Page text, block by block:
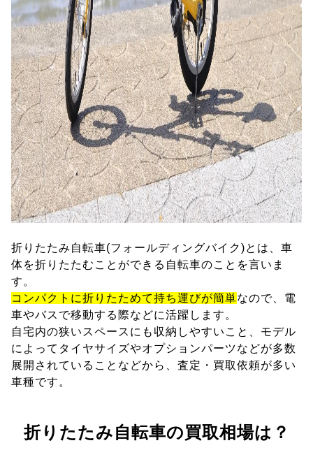
折りたたみ自転車(フォールディングバイク)とは、車
体を折りたたむことができる自転車のことを言いま
す。
コンパクトに折りたためて持ち運びが簡単なので、電
車やバスで移動する際などに活躍します。
自宅内の狭いスペースにも収納しやすいこと、モデル
によってタイヤサイズやオプションパーツなどが多数
展開されていることなどから、査定・買取依頼が多い
車種です。
折りたたみ自転車の買取相場は？